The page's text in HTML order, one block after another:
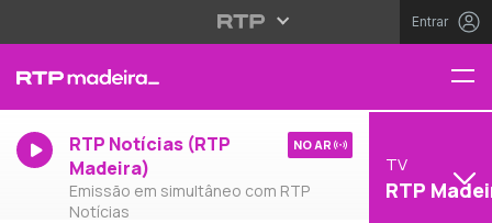
Entrar
RTP Notícias (RTP
Madeira)
Emissão em simultâneo com RTP
Notícias
NO AR
TV
RTP